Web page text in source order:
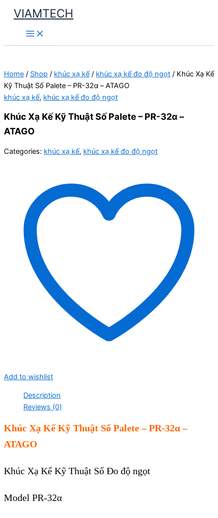
Skip
content
VIAMTECH
Main
Menu
Home / Shop / khúc xạ kế/ khúc xạ kế đo độ ngọt / Khúc Xạ Kế
Kỹ Thuật Số Palete – PR-32α – ATAGO
khúc xạ kế, khúc xạ kế đo độ ngọt
Khúc Xạ Kế Kỹ Thuật Số Palete – PR-32α –
ATAGO
Categories: khúc xạ kế, khúc xạ kế đo độ ngọt
Add to wishlist
Description
Reviews (0)
Khúc Xạ Kế Kỹ Thuật Số Palete – PR-32α –
ATAGO
Khúc Xạ Kế Kỹ Thuật Số Đo độ ngọt
Model PR-32α